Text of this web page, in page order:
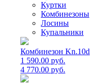
Куртки
Комбинезоны
Лосины
Купальники
Комбинезон Kn.10d
1 590.00 руб.
4 770.00 руб.